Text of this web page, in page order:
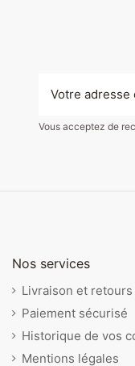
Vous acceptez de
Nos services
Livraison et retours
Paiement sécurisé
Historique de vos
Mentions légales